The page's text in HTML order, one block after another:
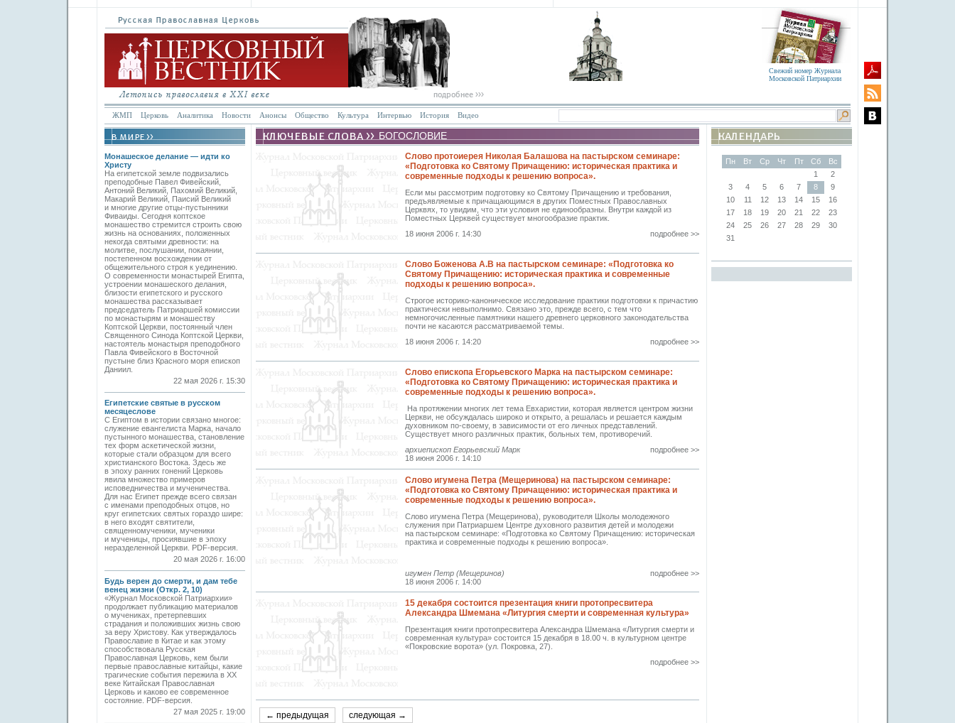
Свежий номер Журнала
Московской Патриархии
ЖМП Церковь Аналитика Новости Анонсы Общество Культура Интервью История Видео
Монашеское делание — идти ко
Христу
На египетской земле подвизались
преподобные Павел Фивейский,
Антоний Великий, Пахомий Великий,
Макарий Великий, Паисий Великий
и многие другие отцы-пустынники
Фиваиды. Сегодня коптское
монашество стремится строить свою
жизнь на основаниях, положенных
некогда святыми древности: на
молитве, послушании, покаянии,
постепенном восхождении от
общежительного строя к уединению.
О современности монастырей Египта,
устроении монашеского делания,
близости египетского и русского
монашества рассказывает
председатель Патриаршей комиссии
по монастырям и монашеству
Коптской Церкви, постоянный член
Священного Синода Коптской Церкви,
настоятель монастыря преподобного
Павла Фивейского в Восточной
пустыне близ Красного моря епископ
Даниил.
22 мая 2026 г. 15:30
Египетские святые в русском
месяцеслове
С Египтом в истории связано многое:
служение евангелиста Марка, начало
пустынного монашества, становление
тех форм аскетической жизни,
которые стали образцом для всего
христианского Востока. Здесь же
в эпоху ранних гонений Церковь
явила множество примеров
исповедничества и мученичества.
Для нас Египет прежде всего связан
с именами преподобных отцов, но
круг египетских святых гораздо шире:
в него входят святители,
священномученики, мученики
и мученицы, просиявшие в эпоху
неразделенной Церкви. PDF-версия.
20 мая 2026 г. 16:00
Будь верен до смерти, и дам тебе
венец жизни (Откр. 2, 10)
«Журнал Московской Патриархии»
продолжает публикацию материалов
о мучениках, претерпевших
страдания и положивших жизнь свою
за веру Христову. Как утверждалось
Православие в Китае и как этому
способствовала Русская
Православная Церковь, кем были
первые православные китайцы, какие
трагические события пережила в XX
веке Китайская Православная
Церковь и каково ее современное
состояние. PDF-версия.
27 мая 2025 г. 19:00
БОГОСЛОВИЕ
Слово протоиерея Николая Балашова на пастырском семинаре:
«Подготовка ко Святому Причащению: историческая практика и
современные подходы к решению вопроса».
Если мы рассмотрим подготовку ко Святому Причащению и требования,
предъявляемые к причащающимся в других Поместных Православных
Церквях, то увидим, что эти условия не единообразны. Внутри каждой из
Поместных Церквей существует многообразие практик.
18 июня 2006 г. 14:30
подробнее >>
Слово Боженова А.В на пастырском семинаре: «Подготовка ко
Святому Причащению: историческая практика и современные
подходы к решению вопроса».
Строгое историко-каноническое исследование практики подготовки к причастию
практически невыполнимо. Связано это, прежде всего, с тем что
немногочисленные памятники нашего древнего церковного законодательства
почти не касаются рассматриваемой темы.
18 июня 2006 г. 14:20
подробнее >>
Слово епископа Егорьевского Марка на пастырском семинаре:
«Подготовка ко Святому Причащению: историческая практика и
современные подходы к решению вопроса».
На протяжении многих лет тема Евхаристии, которая является центром жизни
Церкви, не обсуждалась широко и открыто, а решалась и решается каждым
духовником по-своему, в зависимости от его личных представлений.
Существует много различных практик, больных тем, противоречий.
архиепископ Егорьевский Марк
18 июня 2006 г. 14:10
подробнее >>
Слово игумена Петра (Мещеринова) на пастырском семинаре:
«Подготовка ко Святому Причащению: историческая практика и
современные подходы к решению вопроса».
Слово игумена Петра (Мещеринова), руководителя Школы молодежного
служения при Патриаршем Центре духовного развития детей и молодежи
на пастырском семинаре: «Подготовка ко Святому Причащению: историческая
практика и современные подходы к решению вопроса».
игумен Петр (Мещеринов)
18 июня 2006 г. 14:00
подробнее >>
15 декабря состоится презентация книги протопресвитера
Александра Шмемана «Литургия смерти и современная культура»
Презентация книги протопресвитера Александра Шмемана «Литургия смерти и
современная культура» состоится 15 декабря в 18.00 ч. в культурном центре
«Покровские ворота» (ул. Покровка, 27).
подробнее >>
← предыдущая следующая →
Пн Вт Ср Чт Пт Сб
Вс
1
2
3
4 5 6 7 8
9
10
11 12 13 14 15
16
17
18 19 20 21 22
23
24
25 26 27 28 29
30
31